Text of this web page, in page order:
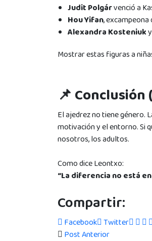
Judit Polgárvenció a
Hou Yifan,
Alexandra Kosteniuky
Mostrar estas figuras a
📌
El ajedrez no tiene género.
motivación y el entorno. Si
nosotros, los adultos.
Como dice Leontxo:
“La diferencia no está
Compartir:
Facebook Twitter
Post Anterior